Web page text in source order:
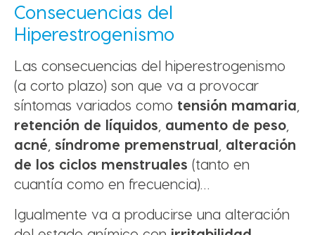
Consecuencias del
Hiperestrogenismo
Las consecuencias del hiperestrogenismo
(a corto plazo) son que va a provocar
síntomas variados como tensión mamaria
retención de líquidos aumento de peso
acné síndrome premenstrual alteración
de los ciclos menstruales (tanto en
cuantía como en frecuencia)…
Igualmente va a producirse una alteración